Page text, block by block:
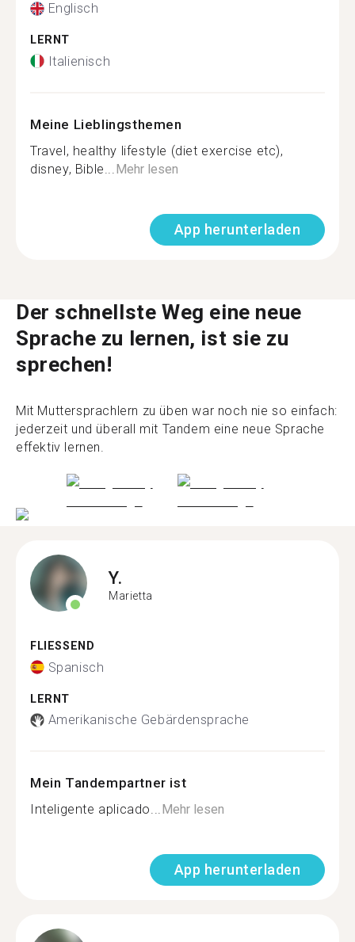
Englisch
LERNT
Italienisch
Meine Lieblingsthemen
Travel, healthy lifestyle (diet exercise etc),
disney, Bible... Mehr lesen
App herunterladen
Der schnellste Weg eine neue
Sprache zu lernen, ist sie zu
sprechen!
Mit Muttersprachlern zu üben war noch nie so einfach:
jederzeit und überall mit Tandem eine neue Sprache
effektiv lernen.
Y.
Marietta
FLIESSEND
Spanisch
LERNT
Amerikanische Gebärdensprache
Mein Tandempartner ist
Inteligente aplicado...Mehr lesen
App herunterladen